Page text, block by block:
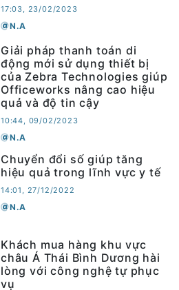
17:03, 23/02/2023
N.A
Giải pháp thanh toán di
động mới sử dụng thiết bị
của Zebra Technologies giúp
Officeworks nâng cao hiệu
quả và độ tin cậy
10:44, 09/02/2023
N.A
Chuyển đổi số giúp tăng
hiệu quả trong lĩnh vực y tế
14:01, 27/12/2022
N.A
Khách mua hàng khu vực
châu Á Thái Bình Dương hài
lòng với công nghệ tự phục
vụ